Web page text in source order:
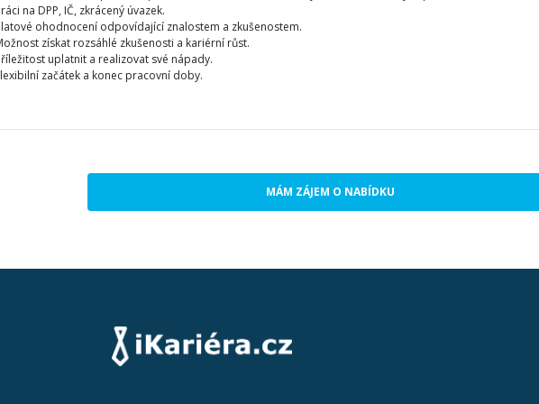
na DPP, IČ, zkrácený úvazek.
ohodnocení odpovídající znalostem a zkušenostem.
získat rozsáhlé zkušenosti a kariérní růst.
uplatnit a realizovat své nápady.
začátek a konec pracovní doby.
MÁM ZÁJEM O NABÍDKU